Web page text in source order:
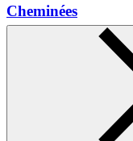
Cheminées